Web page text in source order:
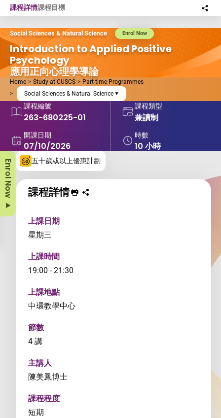
Skip to main content
Social Sciences & Natural Science Enrol Now
Introduction to Applied Positive
Psychology
應用正向心理學導論
Home Study at CUSCS
Part-time Programmes
Social Sciences & Natural Science
課程編號
263-680225-01
課程類型
兼讀制
開課日期
07/10/2026
時數
10 小時
課程詳情課程目標
Enrol Now 課程詳情 列印 課程
分享課程至
五十歲或以上優惠計劃
上課日期
星期三
上課時間
19:00 - 21:30
上課地點
中環教學中心
節數
4 講
主講人
陳美鳳博士
課程程度
短期